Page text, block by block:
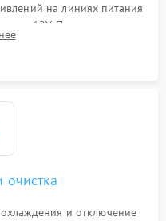
на линиях питания
12V. Проверка на
питания GPU и
очистка
и отключение